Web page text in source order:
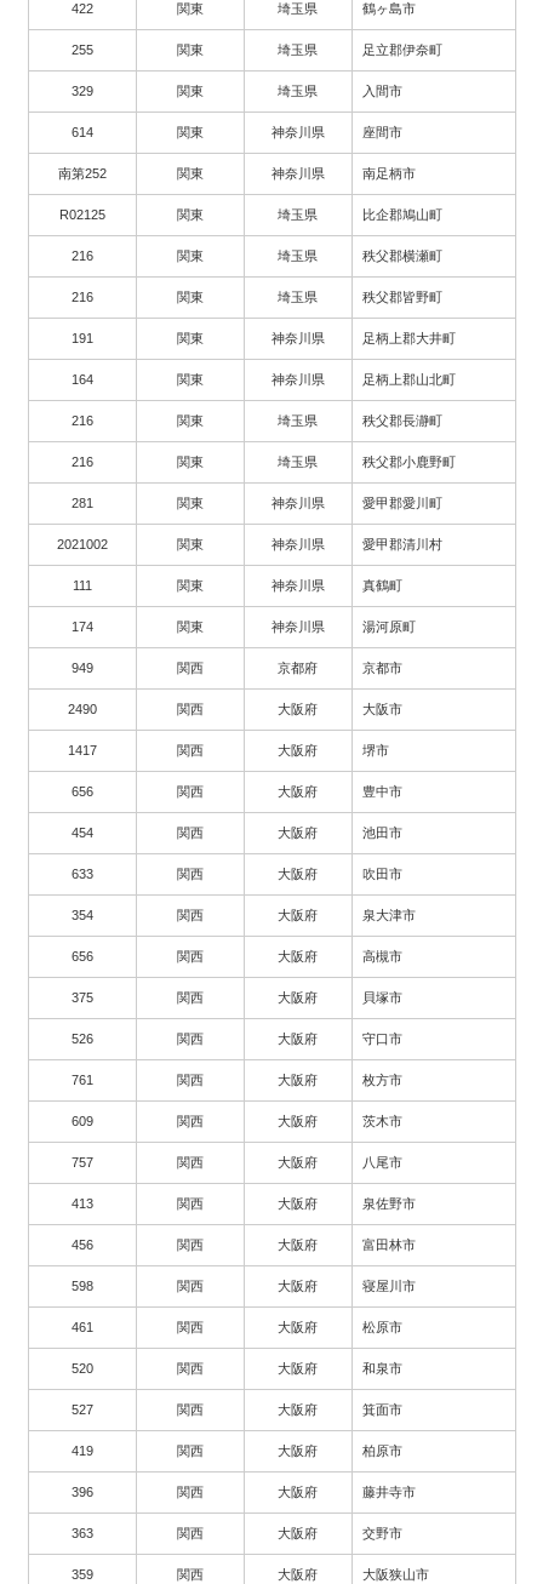
422 関東 埼玉県 鶴ヶ島市
255 関東 埼玉県 足立郡伊奈町
329 関東 埼玉県 入間市
614 関東 神奈川県 座間市
南第252 関東 神奈川県 南足柄市
R02125 関東 埼玉県 比企郡鳩山町
216 関東 埼玉県 秩父郡横瀬町
216 関東 埼玉県 秩父郡皆野町
191 関東 神奈川県 足柄上郡大井町
164 関東 神奈川県 足柄上郡山北町
216 関東 埼玉県 秩父郡長瀞町
216 関東 埼玉県 秩父郡小鹿野町
281 関東 神奈川県 愛甲郡愛川町
2021002 関東 神奈川県 愛甲郡清川村
111 関東 神奈川県 真鶴町
174 関東 神奈川県 湯河原町
949 関西 京都府 京都市
2490 関西 大阪府 大阪市
1417 関西 大阪府 堺市
656 関西 大阪府 豊中市
454 関西 大阪府 池田市
633 関西 大阪府 吹田市
354 関西 大阪府 泉大津市
656 関西 大阪府 高槻市
375 関西 大阪府 貝塚市
526 関西 大阪府 守口市
761 関西 大阪府 枚方市
609 関西 大阪府 茨木市
757 関西 大阪府 八尾市
413 関西 大阪府 泉佐野市
456 関西 大阪府 富田林市
598 関西 大阪府 寝屋川市
461 関西 大阪府 松原市
520 関西 大阪府 和泉市
527 関西 大阪府 箕面市
419 関西 大阪府 柏原市
396 関西 大阪府 藤井寺市
363 関西 大阪府 交野市
359 関西 大阪府 大阪狭山市